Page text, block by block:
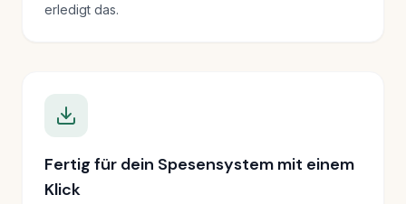
erledigt das.
Fertig für dein Spesensystem mit einem
Klick